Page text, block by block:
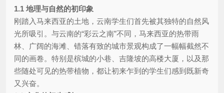
1.1 地理与自然的初印象
刚踏入马来西亚的土地，云南学生们首先被其独特的自然风
光所吸引。与云南的“彩云之南”不同，马来西亚的热带雨
林、广阔的海滩、错落有致的城市景观构成了一幅幅截然不
同的画卷。特别是槟城的小巷、吉隆坡的高楼大厦，以及那
些随处可见的热带植物，都让初来乍到的学生们感到既新奇
又兴奋。